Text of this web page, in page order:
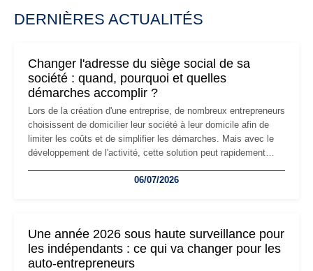
DERNIÈRES ACTUALITÉS
Changer l'adresse du siège social de sa
société : quand, pourquoi et quelles
démarches accomplir ?
Lors de la création d'une entreprise, de nombreux entrepreneurs
choisissent de domicilier leur société à leur domicile afin de
limiter les coûts et de simplifier les démarches. Mais avec le
développement de l'activité, cette solution peut rapidement
professionnels, recrutement, image de marque… Le
06/07/2026
Une année 2026 sous haute surveillance pour
les indépendants : ce qui va changer pour les
auto-entrepreneurs